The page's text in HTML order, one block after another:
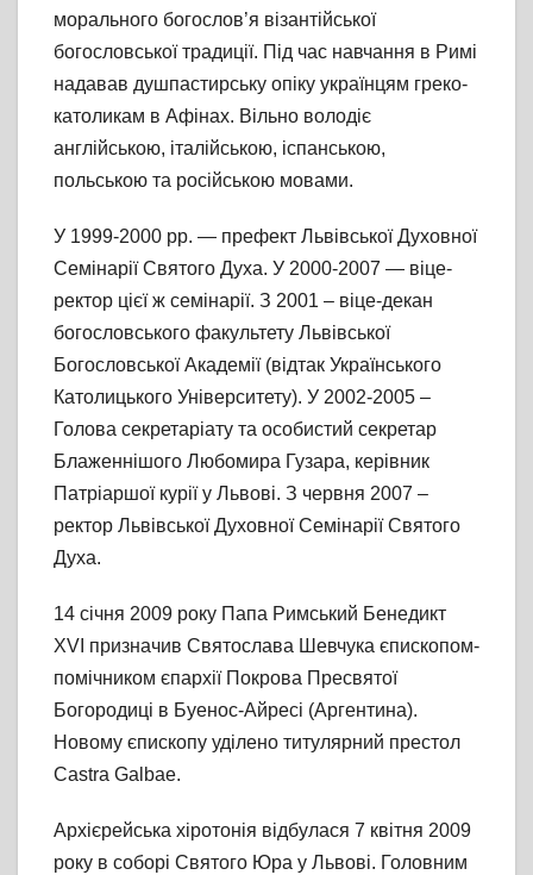
морального богослов’я візантійської
богословської традиції. Під час навчання в Римі
надавав душпастирську опіку українцям греко-
католикам в Афінах. Вільно володіє
англійською, італійською, іспанською,
польською та російською мовами.
У 1999-2000 рр. — префект Львівської Духовної
Семінарії Святого Духа. У 2000-2007 — віце-
ректор цієї ж семінарії. З 2001 – віце-декан
богословського факультету Львівської
Богословської Академії (відтак Українського
Католицького Університету). У 2002-2005 –
Голова секретаріату та особистий секретар
Блаженнішого Любомира Гузара, керівник
Патріаршої курії у Львові. З червня 2007 –
ректор Львівської Духовної Семінарії Святого
Духа.
14 січня 2009 року Папа Римський Бенедикт
XVI призначив Святослава Шевчука єпископом-
помічником єпархії Покрова Пресвятої
Богородиці в Буенос-Айресі (Аргентина).
Новому єпископу уділено титулярний престол
Castra Galbae.
Архієрейська хіротонія відбулася 7 квітня 2009
року в соборі Святого Юра у Львові. Головним